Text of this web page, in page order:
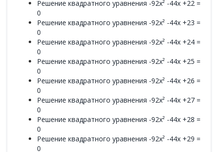
Решение квадратного уравнения -92x² -44x +22 =
0
Решение квадратного уравнения -92x² -44x +23 =
0
Решение квадратного уравнения -92x² -44x +24 =
0
Решение квадратного уравнения -92x² -44x +25 =
0
Решение квадратного уравнения -92x² -44x +26 =
0
Решение квадратного уравнения -92x² -44x +27 =
0
Решение квадратного уравнения -92x² -44x +28 =
0
Решение квадратного уравнения -92x² -44x +29 =
0